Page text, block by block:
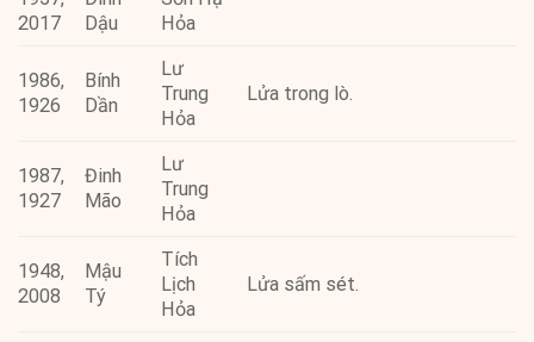
2017
Dậu
Hỏa
1986,
1926
Bính
Dần
Lư
Trung
Hỏa
Lửa trong lò.
1987,
1927
Đinh
Mão
Lư
Trung
Hỏa
1948,
2008
Mậu
Tý
Tích
Lịch
Hỏa
Lửa sấm sét.